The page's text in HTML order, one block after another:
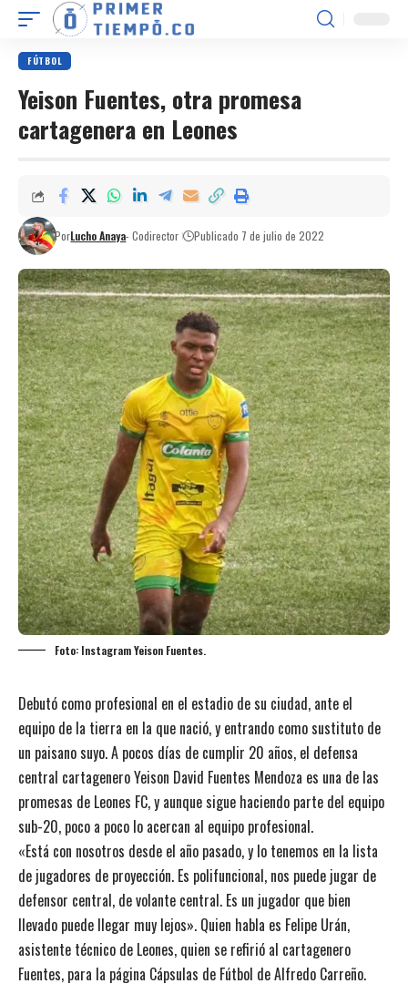
FÚTBOL
Yeison Fuentes, otra promesa
cartagenera en Leones
PorLucho Anaya- Codirector Publicado 7 de julio de 2022
Foto: Instagram Yeison Fuentes.
Debutó como profesional en el estadio de su ciudad, ante el
equipo de la tierra en la que nació, y entrando como sustituto de
un paisano suyo. A pocos días de cumplir 20 años, el defensa
central cartagenero Yeison David Fuentes Mendoza es una de las
promesas de Leones FC, y aunque sigue haciendo parte del equipo
sub-20, poco a poco lo acercan al equipo profesional.
«Está con nosotros desde el año pasado, y lo tenemos en la lista
de jugadores de proyección. Es polifuncional, nos puede jugar de
defensor central, de volante central. Es un jugador que bien
llevado puede llegar muy lejos». Quien habla es Felipe Urán,
asistente técnico de Leones, quien se refirió al cartagenero
Fuentes, para la página Cápsulas de Fútbol de Alfredo Carreño.